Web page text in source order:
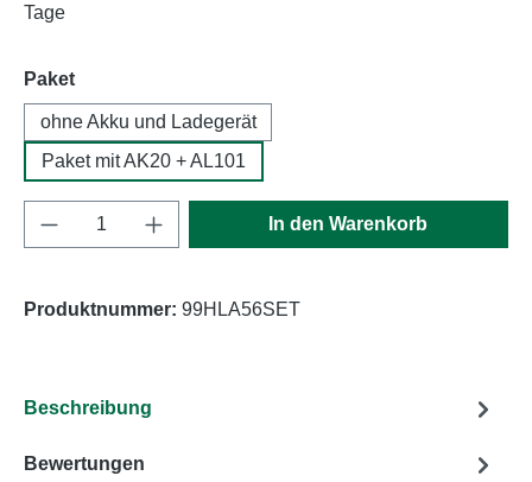
Tage
Paketauswählen
ohne Akku und Ladegerät
Paket mit AK20 + AL101
Produkt Anzahl: Gib den gewünschten
In den Warenkorb
Produktnummer: 99HLA56SET
Beschreibung
Bewertungen